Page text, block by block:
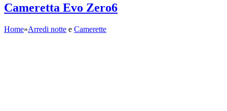
Cameretta Evo Zero6
Home»Arredi notte e Camerette